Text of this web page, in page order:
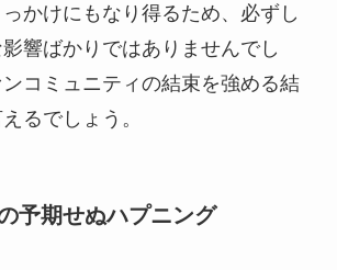
かけにもなり得るため、必ずし
響ばかりではありませんでし
コミュニティの結束を強める結
るでしょう。
予期せぬハプニング